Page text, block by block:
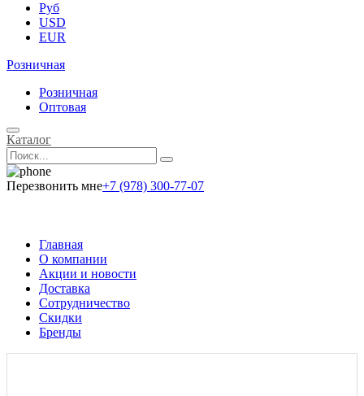
Руб
USD
EUR
Розничная
Розничная
Оптовая
Каталог
Перезвонить мне+7 (978) 300-77-07
Главная
О компании
Акции и новости
Доставка
Сотрудничество
Скидки
Бренды